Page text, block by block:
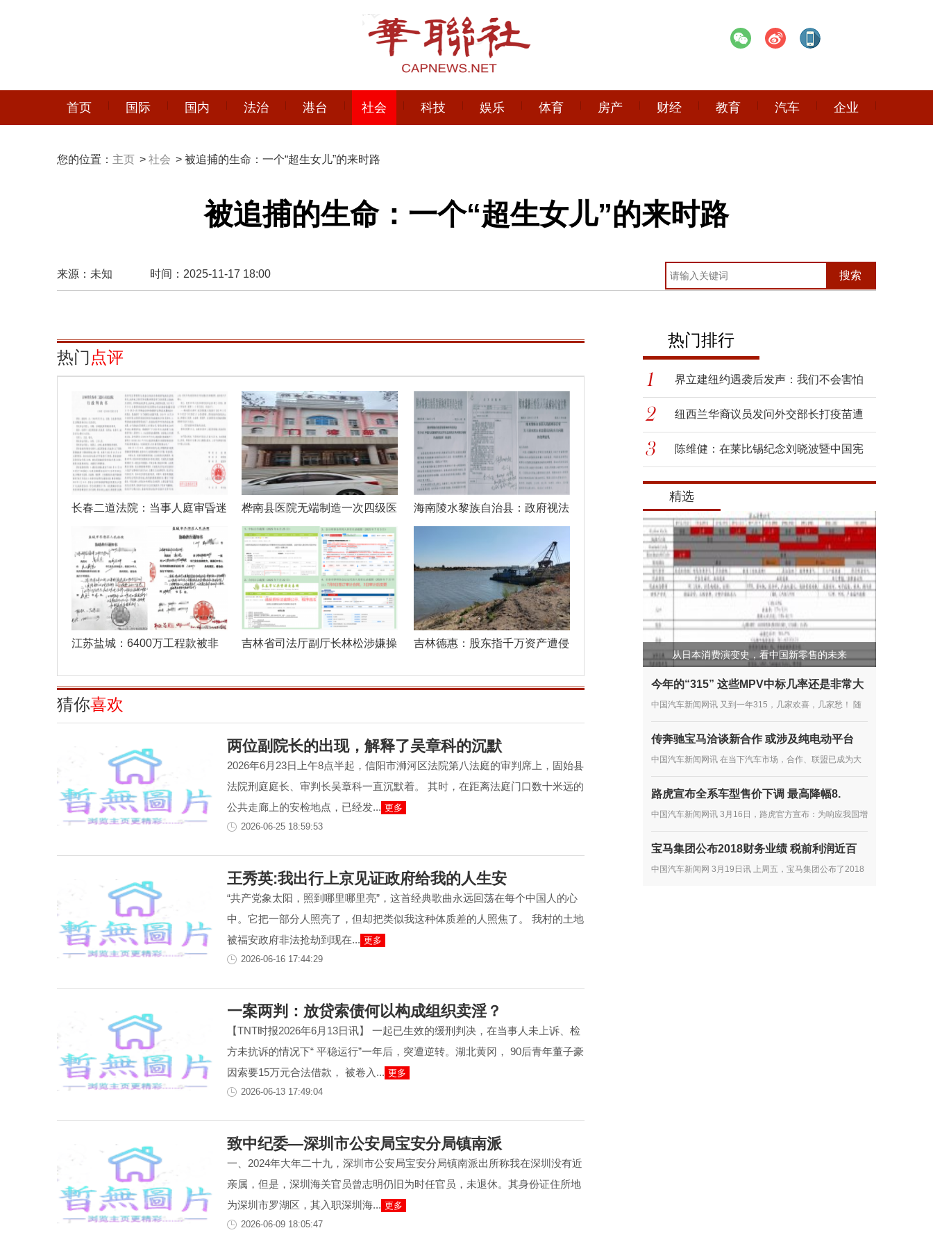
首页 国际 国内 法治 港台 社会 科技 娱乐 体育 房产 财经 教育 汽车 企业
您的位置： 主页 > 社会 > 被追捕的生命：一个“超生女儿”的来时路
被追捕的生命：一个“超生女儿”的来时路
来源：未知 时间：2025-11-17 18:00 搜索
热门 点评
长春二道法院：当事人庭审昏迷
休克法官
桦南县医院无端制造一次四级医
疗事故彻
海南陵水黎族自治县：政府视法
江苏盐城：6400万工程款被非 吉林省司法厅副厅长林松涉嫌操 吉林德惠：股东指千万资产遭侵
猜你喜欢
两位副院长的出现，解释了吴章科的沉默
2026年6月23日上午8点半起，信阳市浉河区法院第八法庭的审判席上，固始县
法院刑庭庭长、审判长吴章科一直沉默着。 其时，在距离法庭门口数十米远的
公共走廊上的安检地点，已经发... 更多
2026-06-25 18:59:53
王秀英:我出行上京见证政府给我的人生安
“共产党象太阳，照到哪里哪里亮”，这首经典歌曲永远回荡在每个中国人的心
中。它把一部分人照亮了，但却把类似我这种体质差的人照焦了。 我村的土地
被福安政府非法抢劫到现在... 更多
2026-06-16 17:44:29
一案两判：放贷索债何以构成组织卖淫？
【TNT时报2026年6月13日讯】 一起已生效的缓刑判决，在当事人未上诉、检
方未抗诉的情况下“ 平稳运行”一年后，突遭逆转。湖北黄冈， 90后青年董子豪
因索要15万元合法借款， 被卷入... 更多
2026-06-13 17:49:04
致中纪委—深圳市公安局宝安分局镇南派
一、2024年大年二十九，深圳市公安局宝安分局镇南派出所称我在深圳没有近
亲属，但是，深圳海关官员曾志明仍旧为时任官员，未退休。其身份证住所地
为深圳市罗湖区，其入职深圳海... 更多
2026-06-09 18:05:47
热门排行
界立建纽约遇袭后发声：我们不会害怕
纽西兰华裔议员发问外交部长打疫苗遭
呛
陈维健：在莱比锡纪念刘晓波暨中国宪
政
精选
从日本消费演变史，看中国新零售的未来
今年的“315” 这些MPV中标几率还是非常大
中国汽车新闻网讯 又到一年315，几家欢喜，几家愁！ 随
全国消协组织受理汽车产品投诉情况分析》。 按分析报告
显示，2018年全国...
传奔驰宝马洽谈新合作 或涉及纯电动平台
中国汽车新闻网讯 在当下汽车市场，合作、联盟已成为大
年前，雷诺、日产、三菱就达成了联盟合作协议，大众向其
他车企...
路虎宣布全系车型售价下调 最高降幅8.
中国汽车新闻网讯 3月16日，路虎官方宣布：为响应我国增
费者，路虎提前下调在华销售的路虎品牌全系车型厂商建议
零售价...
宝马集团公布2018财务业绩 税前利润近百
中国汽车新闻网 3月19日讯 上周五，宝马集团公布了2018